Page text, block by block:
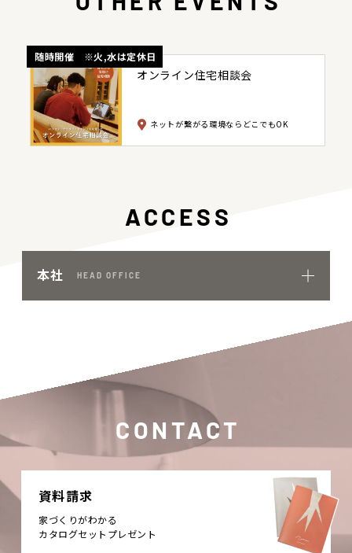
随時開催 ※火,水は定休日
オンライン住宅相談会
ネットが繋がる環境ならどこでもOK
ACCESS
本社 HEAD OFFICE
CONTACT
資料請求
家づくりがわかる
カタログセットプレゼント